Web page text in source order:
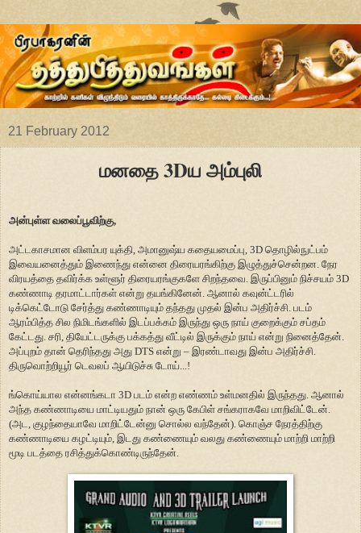
21 February 2012
மனதை 3Dய அம்புலி
அன்புள்ள வலைப்பூவிற்கு,
அட்டகாசமான விளம்பர யுக்தி, அமானுஷ்ய கதையமைப்பு, 3D தொழில்நுட்பம்
இவையனைத்தும் இணைந்து என்னை திரையரங்கிற்கு இழுத்துச்சென்றன. நேர
விரயத்தை தவிர்க்க உள்ளூர் திரையரங்குகளே சிறந்தவை. இருப்பினும் நிச்சயம் 3D
கண்ணாடி தரமாட்டார்கள் என்று தயங்கினேன். ஆனால் கவுன்ட்டரில்
டிக்கெட்டோடு சேர்த்து கண்ணாடியும் தந்தது முதல் இன்ப அதிர்ச்சி. படம்
ஆரம்பித்த சில நிமிடங்களில் இடப்பக்கம் இருந்து ஒரு நாய் குறைக்கும் சப்தம்
கேட்டது. சரி, தியேட்டருக்கு பக்கத்து வீட்டில் இருக்கும் நாய் என்று நினைத்தேன்.
அப்புறம் தான் தெரிந்தது அது DTS என்று – இரண்டாவது இன்ப அதிர்ச்சி.
திருவொற்றியூர் டெவலப் ஆயிடுச்சு டோய்...!
ங்கொய்யால என்னங்கடா 3D படம் என்ற எண்ணம் உள்மனதில் இருந்தது. ஆனால்
அந்த கண்ணாடியை மாட்டியதும் நான் ஒரு கேபிள் சங்கராகவே மாறிவிட்டேன்.
(அட, குழந்தையாவே மாறிட்டேன்னு சொல்ல வந்தேன்). கொஞ்ச நேரத்திற்கு
கண்ணாடியை கழட்டியும், இடது கண்ணையும் வலது கண்ணையும் மாற்றி மாற்றி
மூடி படத்தை ரசித்துக்கொண்டிருந்தேன்.